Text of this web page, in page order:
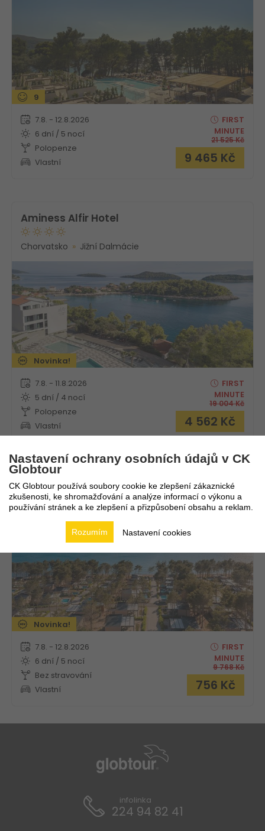
9
7.8. - 12.8.2026
6 dní / 5 nocí
Polopenze
Vlastní
FIRST
MINUTE
21 525Kč
9 465 Kč
Aminess Alfir Hotel
Chorvatsko Jižní Dalmácie
Novinka!
7.8. - 11.8.2026
5 dní / 4 nocí
Polopenze
Vlastní
FIRST
MINUTE
19 004Kč
4 562 Kč
Aminess Camping Villas & Holiday Homes Avalona
Chorvatsko Kvarner
Novinka!
7.8. - 12.8.2026
6 dní / 5 nocí
Bez stravování
Vlastní
FIRST
MINUTE
9 768Kč
756 Kč
infolinka
224 94 82 41
Nastavení ochrany osobních údajů v CK
Globtour
CK Globtour používá soubory cookie ke zlepšení zákaznické
zkušenosti, ke shromažďování a analýze informací o výkonu a
používání stránek a ke zlepšení a přizpůsobení obsahu a reklam.
Nastavení cookies
Rozumím